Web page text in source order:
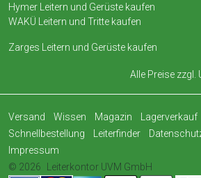
Hymer Leitern und Gerüste kaufen
WAKÜ Leitern und Tritte kaufen
Zarges Leitern und Gerüste kaufen
Alle Preise zzgl.
Versand Wissen Magazin Lagerverkauf
Schnellbestellung
Leiterfinder
Impressum
© 2026
Leiterkontor UVM GmbH